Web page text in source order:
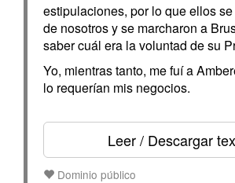
estipulaciones, por lo que ellos
de nosotros y se marcharon a
saber cuál era la voluntad de su
Yo, mientras tanto, me fuí a
lo requerían mis negocios.
Leer / Descargar
Dominio público